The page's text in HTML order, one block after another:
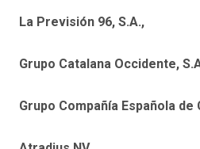
La Previsión 96, S.A.,
Grupo Catalana Occidente,
Grupo Compañía Española de